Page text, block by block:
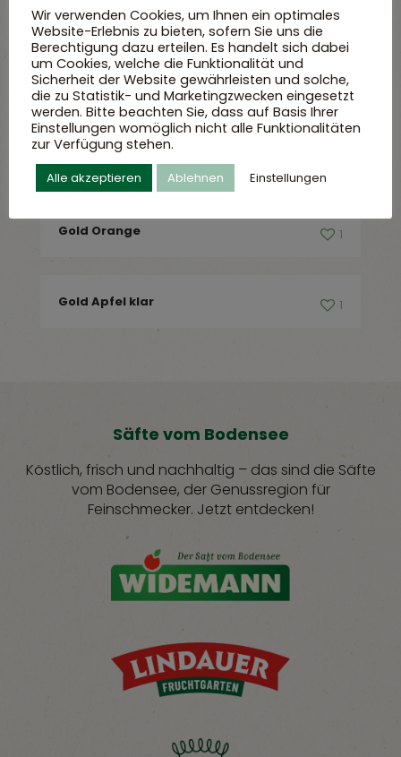
Categories Show all
Gold Apfel naturtrüb 1
Johannisbeere schwarz
Gold Orange 1
Gold Apfel klar 1
Säfte vom Bodensee
Köstlich, frisch und nachhaltig – das sind die Säfte
vom Bodensee, der Genussregion für
Feinschmecker. Jetzt entdecken!
Wir verwenden Cookies, um Ihnen ein optimales
Website-Erlebnis zu bieten, sofern Sie uns die
Berechtigung dazu erteilen. Es handelt sich dabei
um Cookies, welche die Funktionalität und
Sicherheit der Website gewährleisten und solche,
die zu Statistik- und Marketingzwecken eingesetzt
werden. Bitte beachten Sie, dass auf Basis Ihrer
Einstellungen womöglich nicht alle Funktionalitäten
zur Verfügung stehen.
Alle akzeptieren Ablehnen Einstellungen